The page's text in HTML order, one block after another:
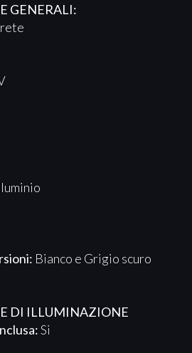
GENERALI:
Bianco e Grigio scuro
DI ILLUMINAZIONE
Si